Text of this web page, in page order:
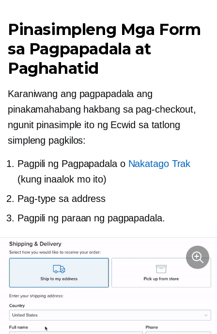
Pinasimpleng Mga Form
sa Pagpapadala at
Paghahatid
Karaniwang ang pagpapadala ang
pinakamahabang hakbang sa pag-checkout,
ngunit pinasimple ito ng Ecwid sa tatlong
simpleng pagkilos:
Pagpili ng Pagpapadala o NakatagoTrak
(kung inaalok mo ito)
Pag-type sa address
Pagpili ng paraan ng pagpapadala.